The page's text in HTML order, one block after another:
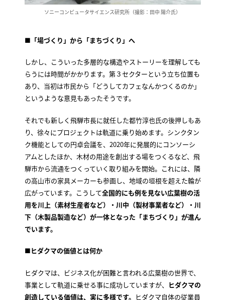
ソニーコンピュータサイエンス研究所（撮影：田中 陽介氏）
■ 「場づくり」から「まちづくり」へ
しかし、こういった多層的な構造やストーリーを理解しても
らうには時間がかかります。第３セクターという立ち位置も
あり、当初は市民から「どうしてカフェなんかつくるのか」
というような意見もあったそうです。
それでも新しく飛騨市長に就任した都竹淳也氏の後押しもあ
り、徐々にプロジェクトは軌道に乗り始めます。シンクタン
ク機能としての円卓会議を、2020年に発展的にコンソーシ
アムとしたほか、木材の用途を創出する場をつくるなど、飛
騨市から流通をつくっていく取り組みを開始。これには、隣
の高山市の家具メーカーも参画し、地域の垣根を超えた輪が
広がっています。こうして全国的にも例を見ない広葉樹の活
用を川上（素材生産者など）・川中（製材事業者など）・川
下（木製品製造など）が一体となった「まちづくり」が進ん
でいます。
■ヒダクマの価値とは何か
ヒダクマは、ビジネス化が困難と言われる広葉樹の世界で、
事業として軌道に乗せる事に成功していますが、 ヒダクマの
創造している価値は、実に多様です。 ヒダクマ自体の従業員